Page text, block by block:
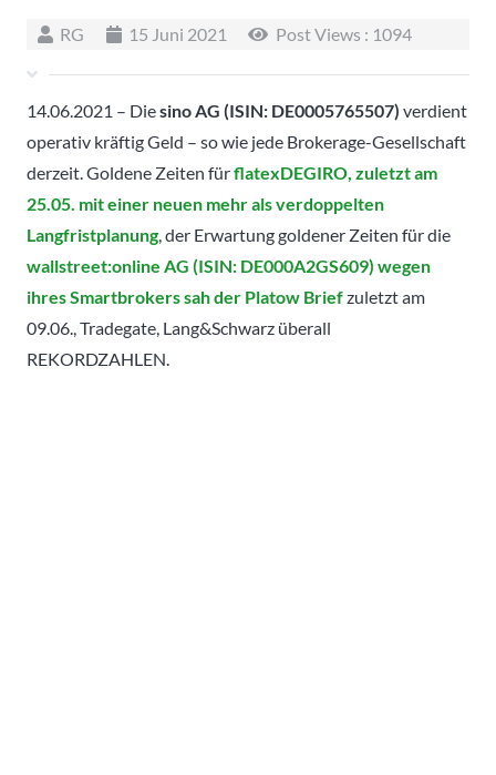
RG 15 Juni 2021 Post Views : 1094
14.06.2021 – Diesino AG (ISIN: DE0005765507) verdient
operativ kräftig Geld – so wie jede Brokerage-Gesellschaft
derzeit. Goldene Zeiten fürflatexDEGIRO, zuletzt am
25.05. mit einer neuen mehr als verdoppelten
Langfristplanung, der Erwartung goldener Zeiten für die
wallstreet:online AG (ISIN: DE000A2GS609) wegen
ihres Smartbrokers sah der Platow Briefzuletzt am
09.06., Tradegate, Lang&Schwarz überall
REKORDZAHLEN.